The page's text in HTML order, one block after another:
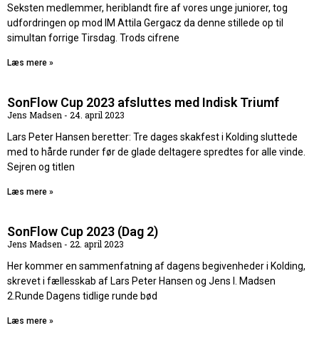
Seksten medlemmer, heriblandt fire af vores unge juniorer, tog
udfordringen op mod IM Attila Gergacz da denne stillede op til
simultan forrige Tirsdag. Trods cifrene
Læs mere »
SonFlow Cup 2023 afsluttes med Indisk Triumf
Jens Madsen
24. april 2023
Lars Peter Hansen beretter: Tre dages skakfest i Kolding sluttede
med to hårde runder før de glade deltagere spredtes for alle vinde.
Sejren og titlen
Læs mere »
SonFlow Cup 2023 (Dag 2)
Jens Madsen
22. april 2023
Her kommer en sammenfatning af dagens begivenheder i Kolding,
skrevet i fællesskab af Lars Peter Hansen og Jens I. Madsen
2.Runde Dagens tidlige runde bød
Læs mere »